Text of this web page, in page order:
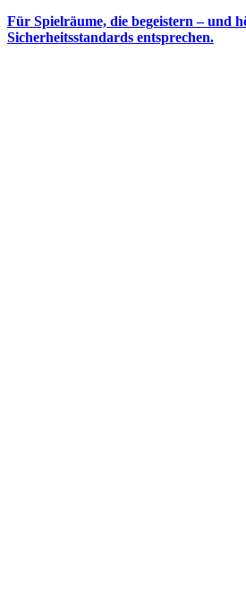
Für Spielräume, die begeistern – und
Sicherheitsstandards entsprechen.